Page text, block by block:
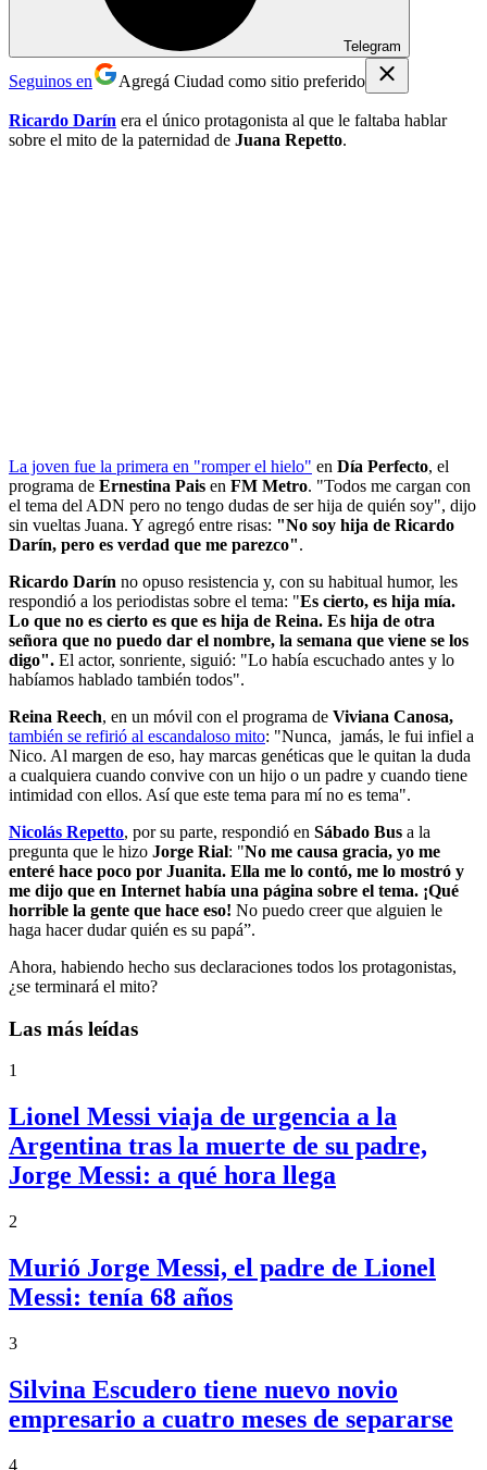
Telegram
Seguinos en Agregá Ciudad como sitio preferido
Ricardo Darín era el único protagonista al que le faltaba hablar
sobre el mito de la paternidad de Juana Repetto.
La joven fue la primera en "romper el hielo" en Día Perfecto, el
programa de Ernestina Pais en FM Metro. "Todos me cargan con
el tema del ADN pero no tengo dudas de ser hija de quién soy", dijo
sin vueltas Juana. Y agregó entre risas: "No soy hija de Ricardo
Darín, pero es verdad que me parezco".
Ricardo Darín no opuso resistencia y, con su habitual humor, les
respondió a los periodistas sobre el tema: "Es cierto, es hija mía.
Lo que no es cierto es que es hija de Reina. Es hija de otra
señora que no puedo dar el nombre, la semana que viene se los
digo". El actor, sonriente, siguió: "Lo había escuchado antes y lo
habíamos hablado también todos".
Reina Reech, en un móvil con el programa de Viviana Canosa,
también se refirió al escandaloso mito: "Nunca, jamás, le fui infiel a
Nico. Al margen de eso, hay marcas genéticas que le quitan la duda
a cualquiera cuando convive con un hijo o un padre y cuando tiene
intimidad con ellos. Así que este tema para mí no es tema".
Nicolás Repetto, por su parte, respondió en Sábado Bus a la
pregunta que le hizo Jorge Rial: "No me causa gracia, yo me
enteré hace poco por Juanita. Ella me lo contó, me lo mostró y
me dijo que en Internet había una página sobre el tema. ¡Qué
horrible la gente que hace eso! No puedo creer que alguien le
haga hacer dudar quién es su papá”.
Ahora, habiendo hecho sus declaraciones todos los protagonistas,
¿se terminará el mito?
Las más leídas
1
Lionel Messi viaja de urgencia a la
Argentina tras la muerte de su padre,
Jorge Messi: a qué hora llega
2
Murió Jorge Messi, el padre de Lionel
Messi: tenía 68 años
3
Silvina Escudero tiene nuevo novio
empresario a cuatro meses de separarse
4